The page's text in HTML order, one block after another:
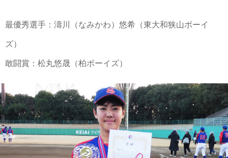
最優秀選手：濤川（なみかわ）悠希（東大和狭山ボーイ
ズ）
敢闘賞：松丸悠晟（柏ボーイズ）